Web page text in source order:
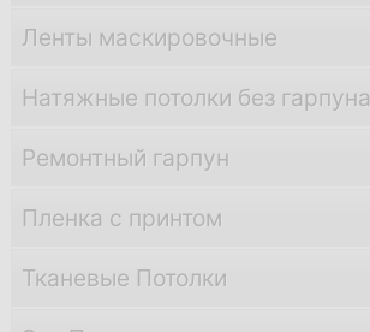
Ленты маскировочные
Натяжные потолки без гарпуна
Ремонтный гарпун
Пленка с принтом
Тканевые Потолки